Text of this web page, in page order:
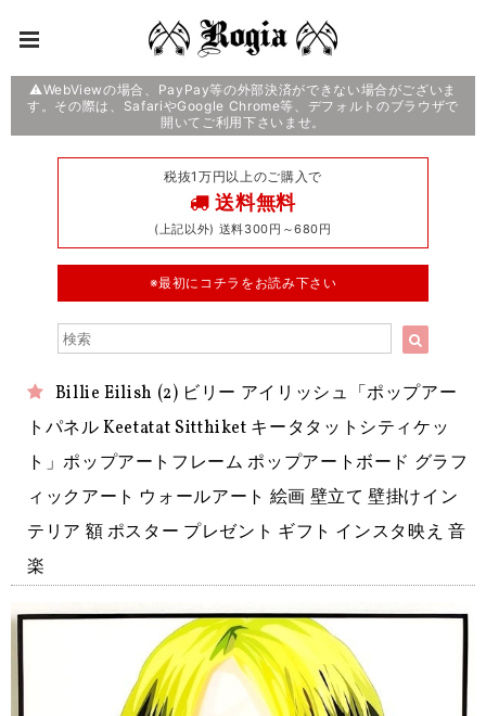
⚠️WebViewの場合、PayPay等の外部決済ができない場合がございま
す。その際は、SafariやGoogle Chrome等、デフォルトのブラウザで
開いてご利用下さいませ。
税抜1万円以上のご購入で
送料無料
(上記以外) 送料300円～680円
※最初にコチラをお読み下さい
Billie Eilish (2) ビリー アイリッシュ「ポップアー
トパネル Keetatat Sitthiket キータタットシティケッ
ト」ポップアートフレーム ポップアートボード グラフ
ィックアート ウォールアート 絵画 壁立て 壁掛けイン
テリア 額 ポスター プレゼント ギフト インスタ映え 音
楽